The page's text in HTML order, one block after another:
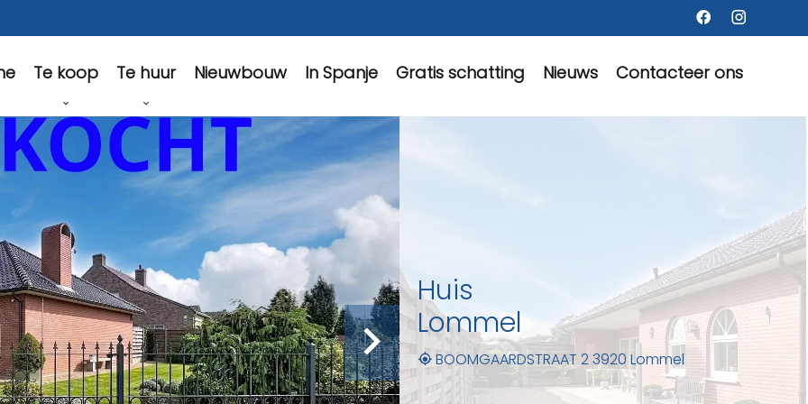
Te koop Te huur Nieuwbouw In Spanje Gratis schatting Nieuws Contacteer ons
Huis
Lommel
BOOMGAARDSTRAAT 2 3920 Lommel